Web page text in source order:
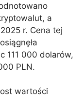
a
r. Cena tej
111 000 dolarów,
PLN.
wartości